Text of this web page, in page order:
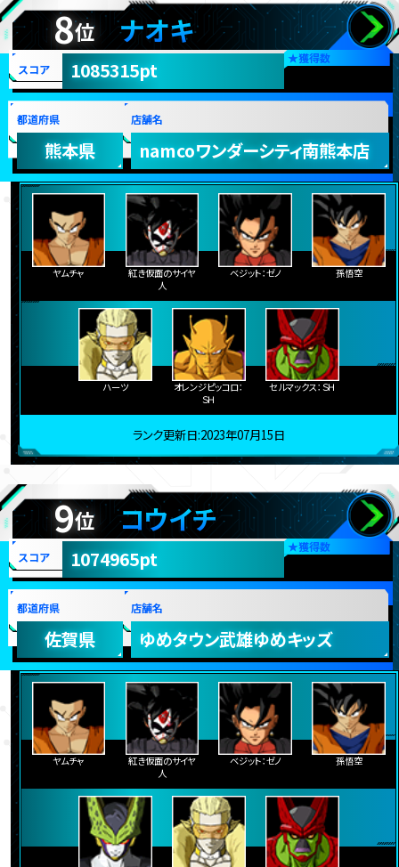
8位 ナオキ
★獲得数
スコア 1085315pt
都道府県
熊本県
店舗名
namcoワンダーシティ南熊本店
ヤムチャ
紅き仮面のサイヤ
人
ベジット：ゼノ 孫悟空
ハーツ
オレンジピッコロ：
ＳＨ
セルマックス：ＳＨ
ランク更新日:2023年07月15日
9位 コウイチ
★獲得数
スコア 1074965pt
都道府県
佐賀県
店舗名
ゆめタウン武雄ゆめキッズ
ヤムチャ
紅き仮面のサイヤ
人
ベジット：ゼノ 孫悟空